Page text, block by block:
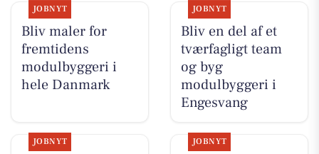
JOBNYT
Bliv maler for
fremtidens
modulbyggeri i
hele Danmark
JOBNYT
Bliv en del af et
tværfagligt team
og byg
modulbyggeri i
Engesvang
JOBNYT JOBNYT